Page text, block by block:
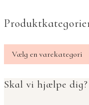
Skal vi hjælpe dig?